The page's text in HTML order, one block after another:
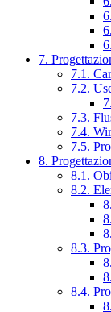
7.
7.1.
7.2.
7.3.
7.4.
7.5.
8.
8.1.
8.2.
8.3.
8.4.